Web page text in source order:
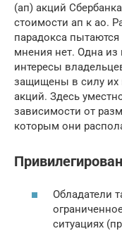
(ап) акций
стоимости ап к ао.
парадокса
мнения нет. Одна из
интересы
защищены в силу
акций. Здесь
зависимости от
которым они
Обладатели
ситуациях